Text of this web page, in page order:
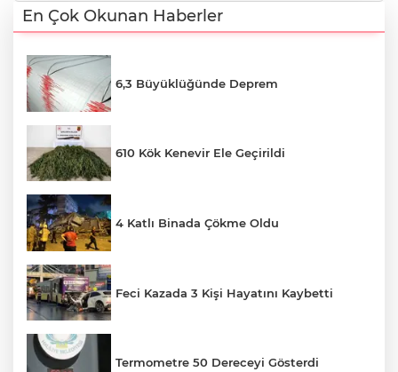
En Çok Okunan Haberler
6,3 Büyüklüğünde Deprem
610 Kök Kenevir Ele Geçirildi
4 Katlı Binada Çökme Oldu
Feci Kazada 3 Kişi Hayatını Kaybetti
Termometre 50 Dereceyi Gösterdi